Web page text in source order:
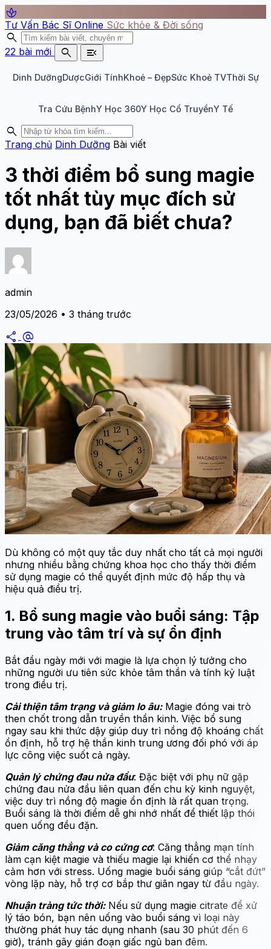
spa
Tư Vấn Bác Sĩ Online Sức khỏe & Đời sống
search
22 bài mới search menu_open
Dinh DưỡngDượcGiới TínhKhoẻ – ĐẹpSức Khoẻ TVThời Sự
Tra Cứu BệnhY Học 360Y Học Cổ TruyềnY Tế
search
Trang chủ Dinh Dưỡng Bài viết
3 thời điểm bổ sung magie
tốt nhất tùy mục đích sử
dụng, bạn đã biết chưa?
admin
23/05/2026 • 3 tháng trước
share alternate_email
Dù không có một quy tắc duy nhất cho tất cả mọi người
nhưng nhiều bằng chứng khoa học cho thấy thời điểm
sử dụng magie có thể quyết định mức độ hấp thụ và
hiệu quả điều trị.
1. Bổ sung magie vào buổi sáng: Tập
trung vào tâm trí và sự ổn định
Bắt đầu ngày mới với magie là lựa chọn lý tưởng cho
những người ưu tiên sức khỏe tâm thần và tính kỷ luật
trong điều trị.
Cải thiện tâm trạng và giảm lo âu:Magie đóng vai trò
then chốt trong dẫn truyền thần kinh. Việc bổ sung
ngay sau khi thức dậy giúp duy trì nồng độ khoáng chất
ổn định, hỗ trợ hệ thần kinh trung ương đối phó với áp
lực công việc suốt cả ngày.
Quản lý chứng đau nửa đầu: Đặc biệt với phụ nữ gặp
chứng đau nửa đầu liên quan đến chu kỳ kinh nguyệt,
việc duy trì nồng độ magie ổn định là rất quan trọng.
Buổi sáng là thời điểm dễ ghi nhớ nhất để thiết lập thói
quen uống đều đặn.
Giảm căng thẳng và co cứng cơ: Căng thẳng mạn tính
làm cạn kiệt magie và thiếu magie lại khiến cơ thể nhạy
cảm hơn với stress. Uống magie buổi sáng giúp “cắt đứt”
vòng lặp này, hỗ trợ cơ bắp thư giãn ngay từ đầu ngày.
Nhuận tràng tức thời:Nếu sử dụng magie citrate để xử
lý táo bón, bạn nên uống vào buổi sáng vì loại này
thường phát huy tác dụng nhanh (sau 30 phút đến 6
giờ), tránh gây gián đoạn giấc ngủ ban đêm.